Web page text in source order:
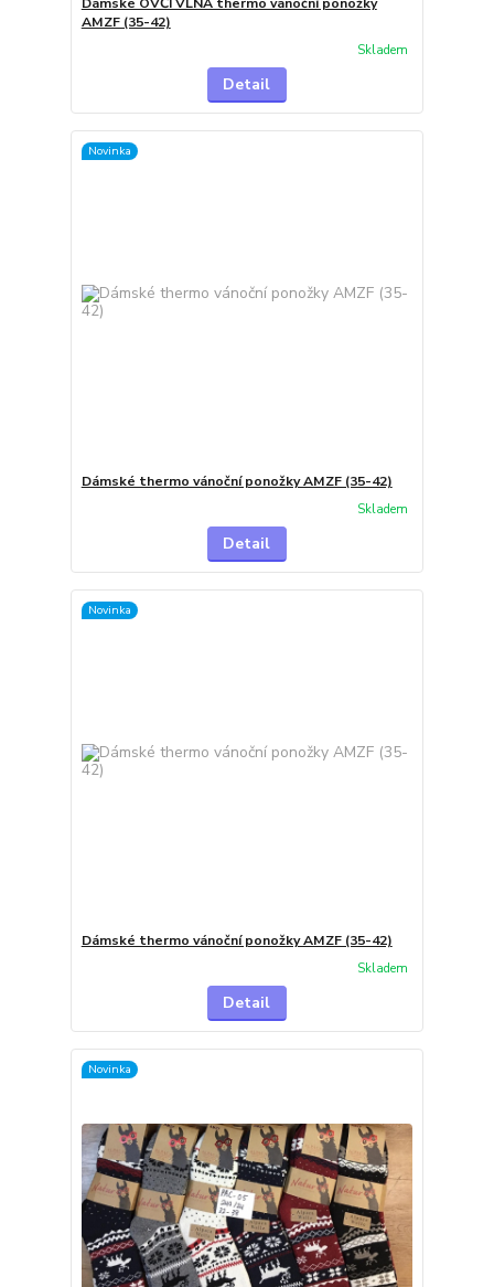
AMZF (35-42)
Skladem
Detail
Novinka
Dámské thermo vánoční ponožky AMZF (35-42)
Skladem
Detail
Novinka
Dámské thermo vánoční ponožky AMZF (35-42)
Skladem
Detail
Novinka